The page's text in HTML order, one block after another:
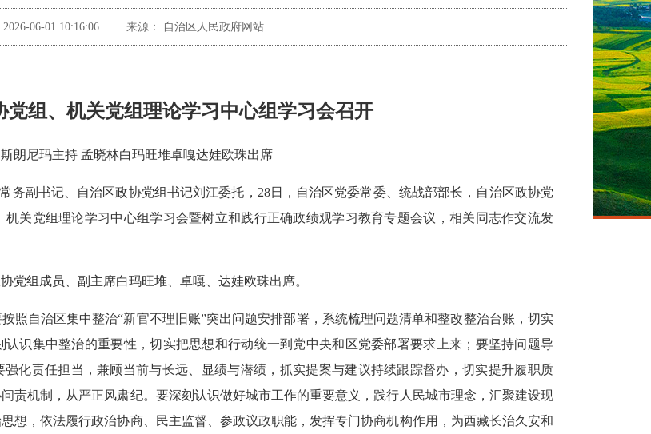
2026-06-01 10:16:06 来源： 自治区人民政府网站
党组、机关党组理论学习中心组学习会召开
斯朗尼玛主持 孟晓林白玛旺堆卓嘎达娃欧珠出席
务副书记、自治区政协党组书记刘江委托，28日，自治区党委常委、统战部部长，自治区政协党
关党组理论学习中心组学习会暨树立和践行正确政绩观学习教育专题会议，相关同志作交流发
党组成员、副主席白玛旺堆、卓嘎、达娃欧珠出席。
照自治区集中整治“新官不理旧账”突出问题安排部署，系统梳理问题清单和整改整治台账，切实
识集中整治的重要性，切实把思想和行动统一到党中央和区党委部署要求上来；要坚持问题导
化责任担当，兼顾当前与长远、显绩与潜绩，抓实提案与建议持续跟踪督办，切实提升履职质
责机制，从严正风肃纪。要深刻认识做好城市工作的重要意义，践行人民城市理念，汇聚建设现
想，依法履行政治协商、民主监督、参政议政职能，发挥专门协商机构作用，为西藏长治久安和